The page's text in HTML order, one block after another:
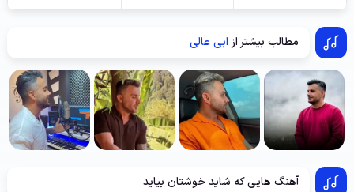
مطالب بیشتر از ابی عالی
آهنگ هایی که شاید خوشتان بیاید